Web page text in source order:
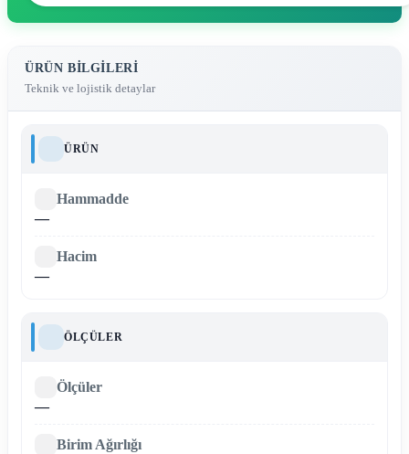
ÜRÜN BILGILERI
Teknik ve lojistik detaylar
ÜRÜN
Hammadde
—
Hacim
—
ÖLÇÜLER
Ölçüler
—
Birim Ağırlığı